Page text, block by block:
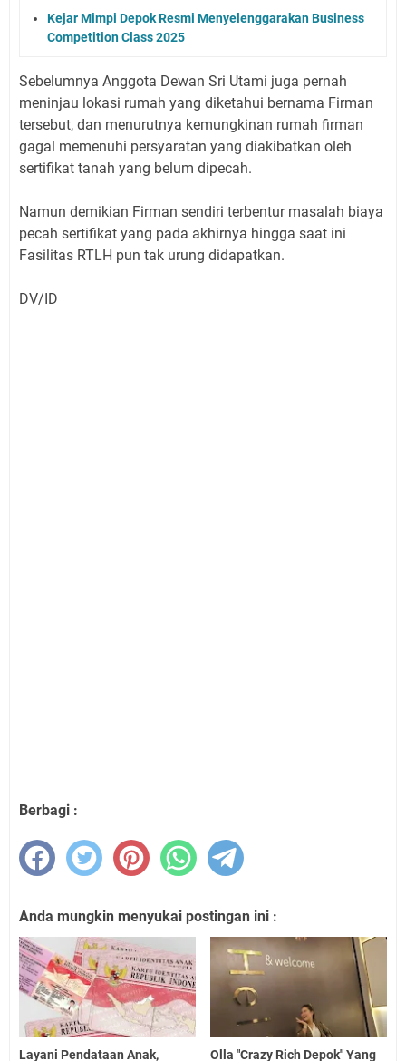
Kejar Mimpi Depok Resmi Menyelenggarakan Business
Competition Class 2025
Sebelumnya Anggota Dewan Sri Utami juga pernah
meninjau lokasi rumah yang diketahui bernama Firman
tersebut, dan menurutnya kemungkinan rumah firman
gagal memenuhi persyaratan yang diakibatkan oleh
sertifikat tanah yang belum dipecah.
Namun demikian Firman sendiri terbentur masalah biaya
pecah sertifikat yang pada akhirnya hingga saat ini
Fasilitas RTLH pun tak urung didapatkan.
DV/ID
Berbagi :
Anda mungkin menyukai postingan ini :
Layani Pendataan Anak, Olla "Crazy Rich Depok" Yang